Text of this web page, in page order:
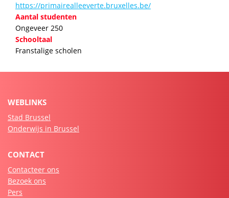
https://primairealleeverte.bruxelles.be/
Aantal studenten
Ongeveer 250
Schooltaal
Franstalige scholen
WEBLINKS
Stad Brussel
Onderwijs in Brussel
CONTACT
Contacteer ons
Bezoek ons
Pers